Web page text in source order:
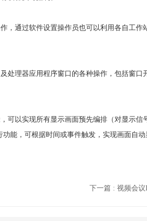
，通过软件设置操作员也可以利用各自工作
处理器应用程序窗口的各种操作，包括窗口
以实现所有显示画面预先编排（对显示信
能，可根据时间或事件触发，实现画面自动
下一篇 : 视频会